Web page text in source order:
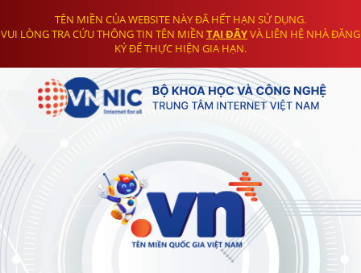
TÊN MIỀN CỦA WEBSITE NÀY ĐÃ HẾT HẠN SỬ DỤNG.
VUI LÒNG TRA CỨU THÔNG TIN TÊN MIỀN TẠI ĐÂYVÀ LIÊN HỆ NHÀ ĐĂNG
KÝ ĐỂ THỰC HIỆN GIA HẠN.